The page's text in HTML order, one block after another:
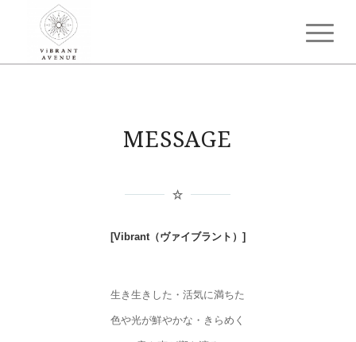
MESSAGE
[Vibrant（ヴァイブラント）]
生き生きした・活気に満ちた
色や光が鮮やかな・きらめく